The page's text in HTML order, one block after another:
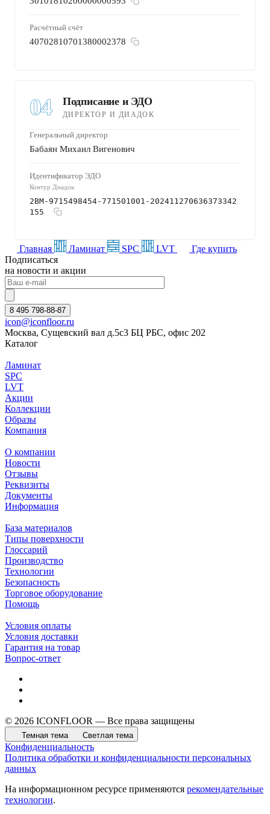
Расчётный счёт
40702810701380002378
04 Подписание и ЭДО
ДИРЕКТОР И ДИАДОК
Генеральный директор
Бабаян Михаил Вигенович
Идентификатор ЭДО
Контур Диадок
2BM-9715498454-771501001-202411270636373342
155
Главная Ламинат SPC LVT
Где купить
Подписаться
на новости и акции
8 495 798-88-87
icon@iconfloor.ru
Москва, Сущевский вал д.5с3 БЦ РБС, офис 202
Каталог
Ламинат
SPC
LVT
Акции
Коллекции
Образы
Компания
О компании
Новости
Отзывы
Реквизиты
Документы
Информация
База материалов
Типы поверхности
Глоссарий
Производство
Технологии
Безопасность
Торговое оборудование
Помощь
Условия оплаты
Условия доставки
Гарантия на товар
Вопрос-ответ
© 2026 ICONFLOOR — Все права защищены
Темная тема Светлая тема
Конфиденциальность
Политика обработки и конфиденциальности персональных
данных
На информационном ресурсе применяются рекомендательные
технологии.